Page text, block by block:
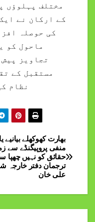
مختلف پہلوؤں
کے ارکان نے
کی حوصلہ
ماحول کو
تجاویز
مستقبل کے
نظام
بھارت کھوکھلے بیانیے یا
منفی پروپیگنڈے سے
حقائق کو نہیں چھپا
ترجمان دفتر خارجہ
علی خان